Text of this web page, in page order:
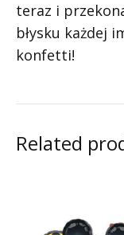
teraz i
błysku każdej
konfetti!
Related